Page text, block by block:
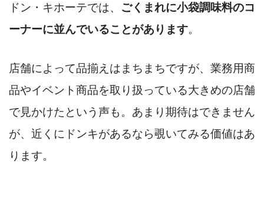
ドン・キホーテでは、 ごくまれに小袋調味料のコ
ーナーに並んでいることがあります。
店舗によって品揃えはまちまちですが、業務用商
品やイベント商品を取り扱っている大きめの店舗
で見かけたという声も。あまり期待はできません
が、近くにドンキがあるなら覗いてみる価値はあ
ります。